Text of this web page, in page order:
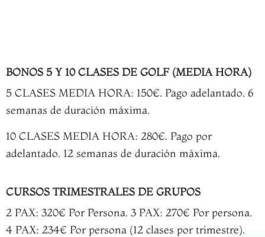
BONOS 5 Y 10 CLASES DE GOLF (MEDIA HORA)
5 CLASES MEDIA HORA: 150€. Pago adelantado. 6
semanas de duración máxima.
10 CLASES MEDIA HORA: 280€. Pago por
adelantado. 12 semanas de duración máxima.
CURSOS TRIMESTRALES DE GRUPOS
2 PAX: 320€ Por Persona. 3 PAX: 270€ Por persona.
4 PAX: 234€ Por persona (12 clases por trimestre).